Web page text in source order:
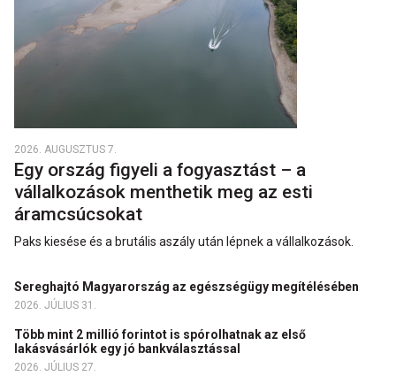
2026. AUGUSZTUS 7.
Egy ország figyeli a fogyasztást – a
vállalkozások menthetik meg az esti
áramcsúcsokat
Paks kiesése és a brutális aszály után lépnek a vállalkozások.
Sereghajtó Magyarország az egészségügy megítélésében
2026. JÚLIUS 31.
Több mint 2 millió forintot is spórolhatnak az első
lakásvásárlók egy jó bankválasztással
2026. JÚLIUS 27.